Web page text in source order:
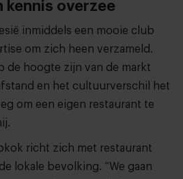
kennis overzee
inmiddels een mooie club
om zich heen verzameld.
de hoogte zijn van de markt
en het cultuurverschil het
om een eigen restaurant te
richt zich met restaurant
lokale bevolking. “We gaan